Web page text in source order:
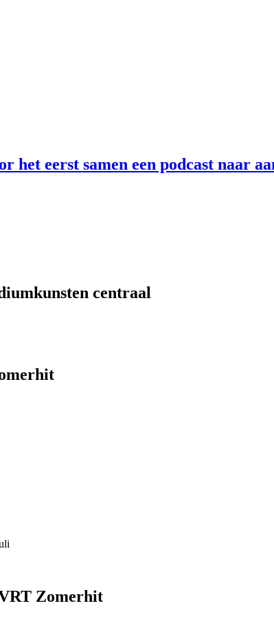
het eerst samen een podcast naar
centraal
Zomerhit